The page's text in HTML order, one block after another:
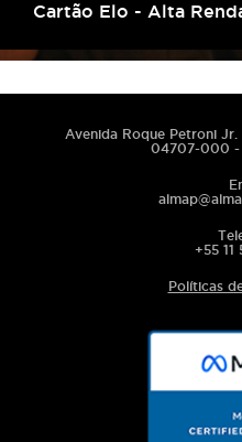
Cartão Elo - Alta
Avenida Roque Petroni Jr.
04707-000 -
+55 11
Políticas